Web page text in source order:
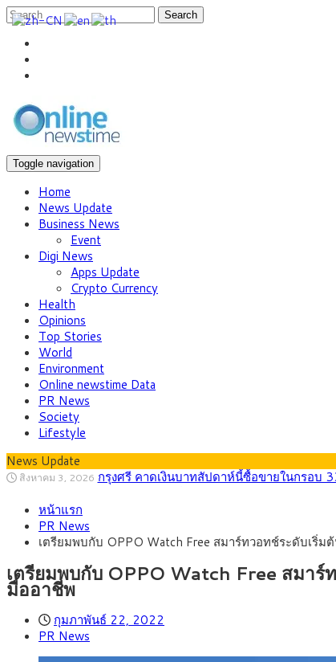
Search
Toggle navigation
Home
News Update
Business News
Event
Digi News
Apps Update
Crypto Currency
Health
Opinions
Top Stories
World
Environment
Online newstime Data
PR News
Society
Lifestyle
News Update
สิงหาคม 3, 2026 กรุงศรี คาดเงินบาทสัปดาห์นี้ซื้อขายในกรอบ
กรกฎาคม 27, 2026
กรกฎาคม 27, 2026
สิงหาคม 5, 2026 ครม.ไฟเขียวหลักการ ร่าง พ.ร.ฎ. เปิดทาง รฟ
สิงหาคม 4, 2026 สธ.ชี้ รพ.รัฐแบกรับผู้ป่วยบัตรทอง 87% แต่ได้
หน้าแรก
PR News
เตรียมพบกับ OPPO Watch Free สมาร์ทวอทช์ระดับเ
เตรียมพบกับ OPPO Watch Free สมา
มืออาชีพ
กุมภาพันธ์ 22, 2022
PR News